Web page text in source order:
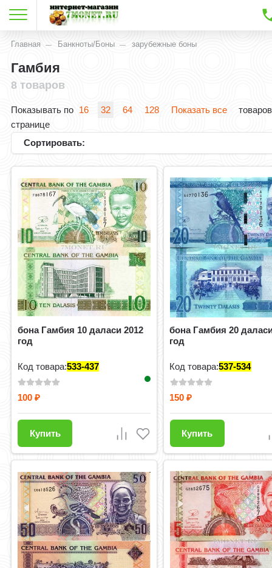
Главная Банкноты/Боны зарубежные боны
Гамбия
8 товаров
Показывать по 16 32 64 128 Показать все
странице
Сортировать:
бона Гамбия 10 даласи 2012
год
Код товара:533-437
100₽
Купить
бона Гамбия 20
год
Код товара:537-534
150₽
Купить